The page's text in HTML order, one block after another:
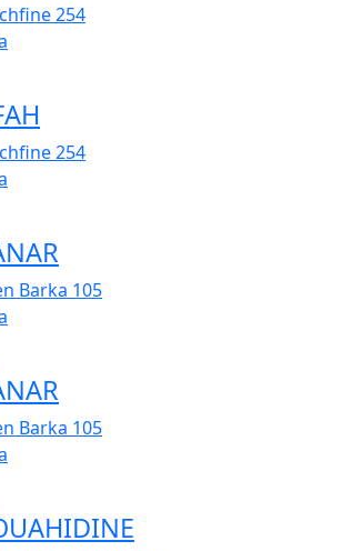
254
254
Barka 105
Barka 105